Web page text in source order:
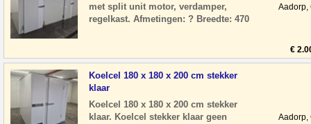
met split unit motor, verdamper,
regelkast. Afmetingen: ? Breedte: 470
Aadorp,
€
Koelcel 180 x 180 x 200 cm stekker
klaar
Koelcel 180 x 180 x 200 cm stekker
klaar. Koelcel stekker klaar geen
Aadorp,